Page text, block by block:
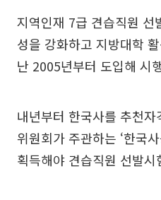
지역인재 7급 견습직원 선
성을 강화하고 지방대학
난 2005년부터 도입해 시
내년부터 한국사를 추천
위원회가 주관하는 ‘한국
획득해야 견습직원 선발